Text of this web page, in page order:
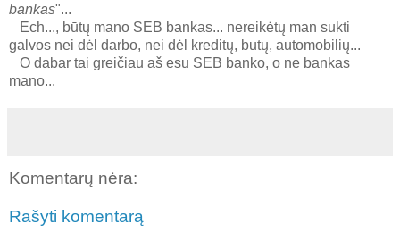
bankas"...
Ech..., būtų mano SEB bankas... nereikėtų man sukti
galvos nei dėl darbo, nei dėl kreditų, butų, automobilių...
O dabar tai greičiau aš esu SEB banko, o ne bankas
mano...
Komentarų nėra:
Rašyti komentarą